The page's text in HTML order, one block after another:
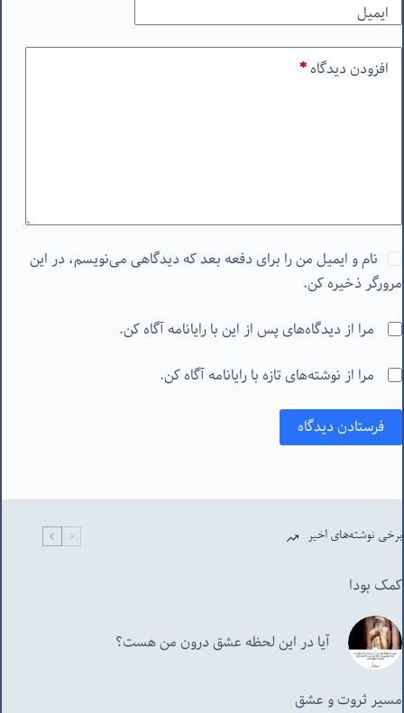
ایمیل
افزودن دیدگاه*
نام و ایمیل من را برای دفعه بعد که دیدگاهی می‌نویسم، در این
مرورگر ذخیره کن.
مرا از دیدگاه‌های پس از این با رایانامه آگاه کن.
مرا از نوشته‌های تازه با رایانامه آگاه کن.
فرستادن دیدگاه
برخی نوشته‌های اخیر
کمک بودا
آیا در این لحظه عشق درون من هست؟
مسیر ثروت و عشق